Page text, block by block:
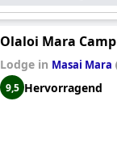
Olaloi Mara Camp
Lodge in Masai Mara
9,5 Hervorragend